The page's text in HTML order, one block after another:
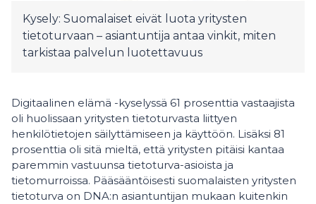
Kysely: Suomalaiset eivät luota yritysten
tietoturvaan – asiantuntija antaa vinkit, miten
tarkistaa palvelun luotettavuus
Digitaalinen elämä -kyselyssä 61 prosenttia vastaajista
oli huolissaan yritysten tietoturvasta liittyen
henkilötietojen säilyttämiseen ja käyttöön. Lisäksi 81
prosenttia oli sitä mieltä, että yritysten pitäisi kantaa
paremmin vastuunsa tietoturva-asioista ja
tietomurroissa. Pääsääntöisesti suomalaisten yritysten
tietoturva on DNA:n asiantuntijan mukaan kuitenkin